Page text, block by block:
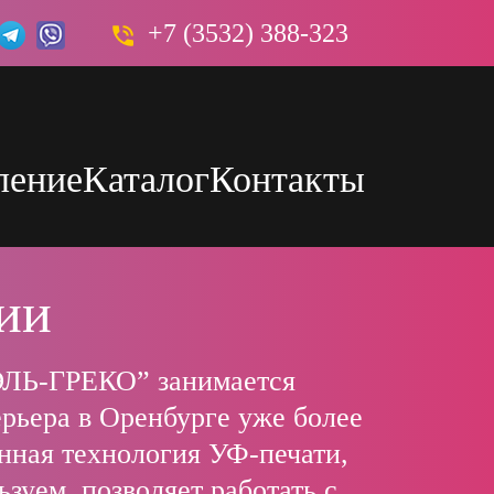
+7 (3532) 388-323
КаталогКонтакты
ГРЕКО” занимается
в Оренбурге уже более
технология УФ-печати,